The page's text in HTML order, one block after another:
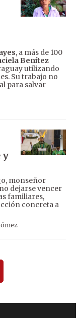
, a más de 100
Benítez
utilizando
Su trabajo no
para salvar
y
monseñor
dejarse vencer
familiares,
concreta a